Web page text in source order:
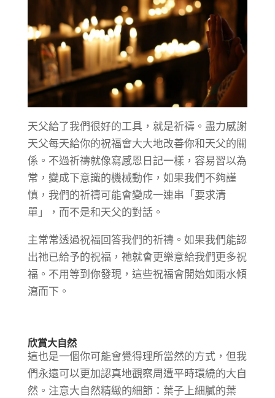
天父給了我們很好的工具，就是祈禱。盡力感謝
天父每天給你的祝福會大大地改善你和天父的關
係。不過祈禱就像寫感恩日記一樣，容易習以為
常，變成下意識的機械動作，如果我們不夠謹
慎，我們的祈禱可能會變成一連串「要求清
單」，而不是和天父的對話。
主常常透過祝福回答我們的祈禱。如果我們能認
出祂已給予的祝福，祂就會更樂意給我們更多祝
福。不用等到你發現，這些祝福會開始如雨水傾
瀉而下。
欣賞大自然
這也是一個你可能會覺得理所當然的方式，但我
們永遠可以更加認真地觀察周遭平時環繞的大自
然。注意大自然精緻的細節：葉子上細膩的葉